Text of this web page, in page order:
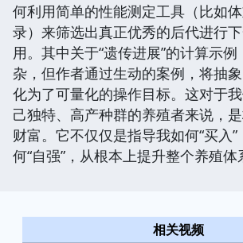
何利用简单的性能测定工具（比如
录）来筛选出真正优秀的后代进行
用。其中关于“遗传进展”的计算示
杂，但作者通过生动的案例，将抽
化为了可量化的操作目标。这对于
己独特、高产种群的养殖者来说，
财富。它不仅仅是指导我如何“买入
何“自强”，从根本上提升整个养殖体
相关视频